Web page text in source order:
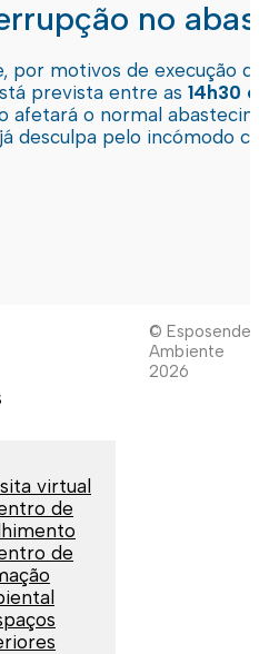
no
por motivos de execução
prevista entre as 14h30
afetará o normal
desculpa pelo incómodo
virtual
de
de
© Esposende
Ambiente
2026